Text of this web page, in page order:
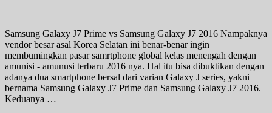
Samsung Galaxy J7 Prime vs Samsung Galaxy J7 2016 Nampaknya
vendor besar asal Korea Selatan ini benar-benar ingin
membumingkan pasar samrtphone global kelas menengah dengan
amunisi - amunusi terbaru 2016 nya. Hal itu bisa dibuktikan dengan
adanya dua smartphone bersal dari varian Galaxy J series, yakni
bernama Samsung Galaxy J7 Prime dan Samsung Galaxy J7 2016.
Keduanya …